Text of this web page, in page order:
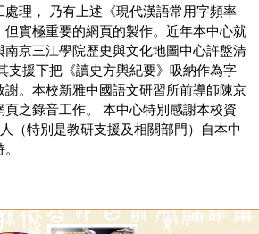
處理， 乃有上述《現代漢語常用字頻率
實極重要的網頁的製作。近年本中心就
南京三江學院歷史與文化地圖中心許盤清
支援下把《讀史方輿紀要》吸納作為字
謝。本校新雅中國語文研習所前導師陳京
之錄音工作。 本中心特別感謝本校資
（特別是教研支援及相關部門）自本中